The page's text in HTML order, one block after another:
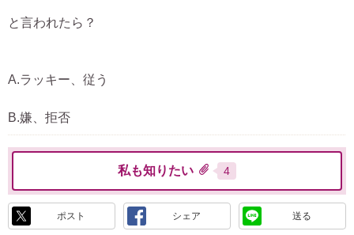
と言われたら？
A.ラッキー、従う
B.嫌、拒否
私も知りたい 4
ポスト シェア 送る